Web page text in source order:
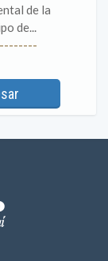
de la
de...